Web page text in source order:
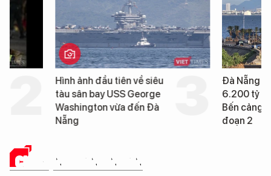
Hình ảnh đầu tiên về siêu
tàu sân bay USS George
Washington vừa đến Đà
Đà Nẵng sẽ đầu tư
6.200 tỷ đồng xây
Bến cảng Liên Chiểu
CHUYỆN DOANH NHÂN